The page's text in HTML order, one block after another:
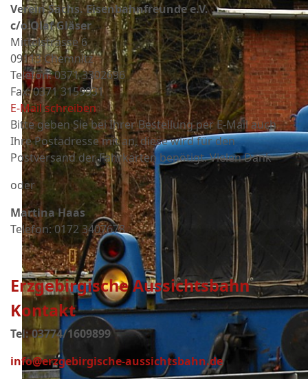
Verein Sächs. Eisenbahnfreunde e.V.
c/o Olaf Gläser
Mittelstrasse 6
09113 Chemnitz
Telefon: 0371 3302696
Fax: 0371 3159931
E-Mail schreiben
Bitte geben Sie bei Ihrer Bestellung per E-Mail auch
Ihre Postadresse mit an, diese wird für den
Postversand der Fahrkarten benötigt. Vielen Dank
oder
Martina Haas
Telefon: 0172 3407678
Erzgebirgische Aussichtsbahn
Kontakt
Tel: 03774/1609899
info@erzgebirgische-aussichtsbahn.de